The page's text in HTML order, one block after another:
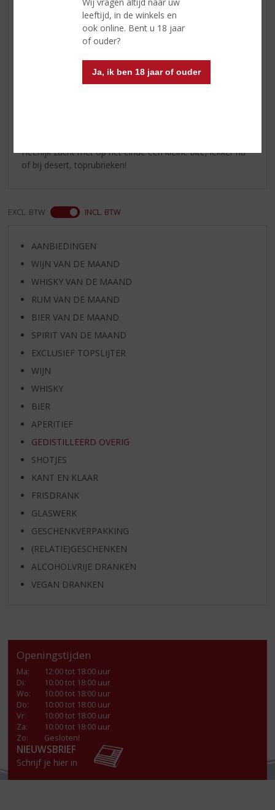
leeftijd, in de winkels en
ook online. Bent u 18 jaar
of ouder?
Ja, ik ben 18 jaar of ouder
Bacardi prijs Fijn aroma goeie afdronk een echte
Heerlijk zacht met op het einde een kleine bite, lekker na
of bij desert, toprubrieken!
EXCL. BTW INCL. BTW
AANBIEDINGEN
WIJN VAN DE MAAND
WHISKY VAN DE MAAND
RUM VAN DE MAAND
BIER VAN DE MAAND
SPIRIT VAN DE MAAND
EXCLUSIEF TOPSLIJTER
WIJN
WHISKY
BIER
APERITIEF
GEDISTILLEERD OVERIG
SHOTJES
KANT EN KLAAR
FRISDRANK
GLASWERK
GESCHENKVERPAKKING
(RELATIE)GESCHENKEN
ALCOHOLVRIJE DRANKEN
VEGAN DRANKEN
Openingstijden
Ma:
12:00 tot 18:00 uur
Di:
10:00 tot 18:00 uur
Wo:
10:00 tot 18:00 uur
Do:
10:00 tot 18:00 uur
Vr:
10:00 tot 18:00 uur
Za:
10:00 tot 18:00 uur
Zo:
Gesloten!
NIEUWSBRIEF
Schrijf je hier in